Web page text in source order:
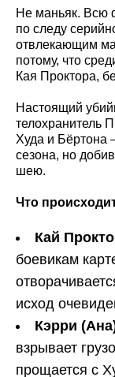
Не маньяк. Всю
по следу
отвлекающим
потому, что
Кая Проктора,
Настоящий
телохранитель
Худа и Бёртона
сезона, но
шею.
Что
Кай
боевикам
исход
Кэрри
взрывает
прощается с